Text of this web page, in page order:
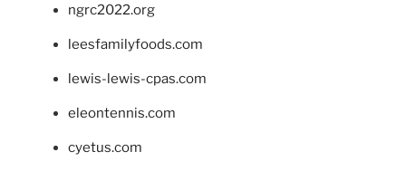
ngrc2022.org
leesfamilyfoods.com
lewis-lewis-cpas.com
eleontennis.com
cyetus.com